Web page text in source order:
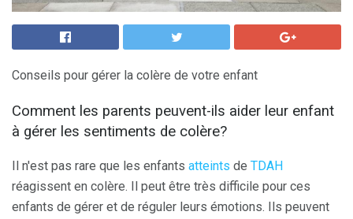
Conseils pour gérer la colère de votre enfant
Comment les parents peuvent-ils aider leur enfant
à gérer les sentiments de colère?
Il n'est pas rare que les enfants atteints de TDAH
réagissent en colère. Il peut être très difficile pour ces
enfants de gérer et de réguler leurs émotions. Ils peuvent